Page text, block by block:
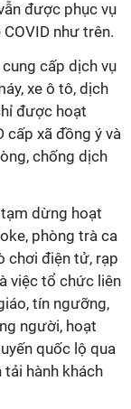
được phục vụ
như trên.
cấp dịch vụ
xe ô tô, dịch
được hoạt
cấp xã đồng ý và
chống dịch
dừng hoạt
phòng trà ca
chơi điện tử, rạp
việc tổ chức liên
tín ngưỡng,
người, hoạt
quốc lộ qua
tải hành khách